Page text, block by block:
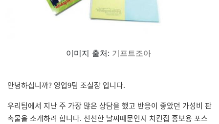
이미지 출처: 기프트조아
안녕하십니까? 영업9팀 조실장 입니다.
우리팀에서 지난 주 가장 많은 상담을 했고 반응이 좋았던 가성비 판
촉물을 소개하려 합니다. 선선한 날씨때문인지 치킨집 홍보용 포스